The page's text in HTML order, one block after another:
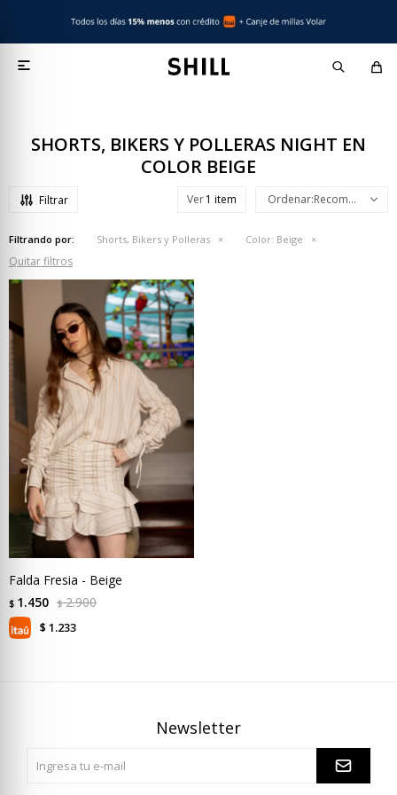

SHORTS, BIKERS Y POLLERAS NIGHT EN
COLOR BEIGE
Ver Recomendados
Filtrando por: Shorts, Bikers y Polleras Color: Beige
Quitar filtros
Falda Fresia - Beige
$ 1.450 $ 2.900
$ 1.233
Newsletter